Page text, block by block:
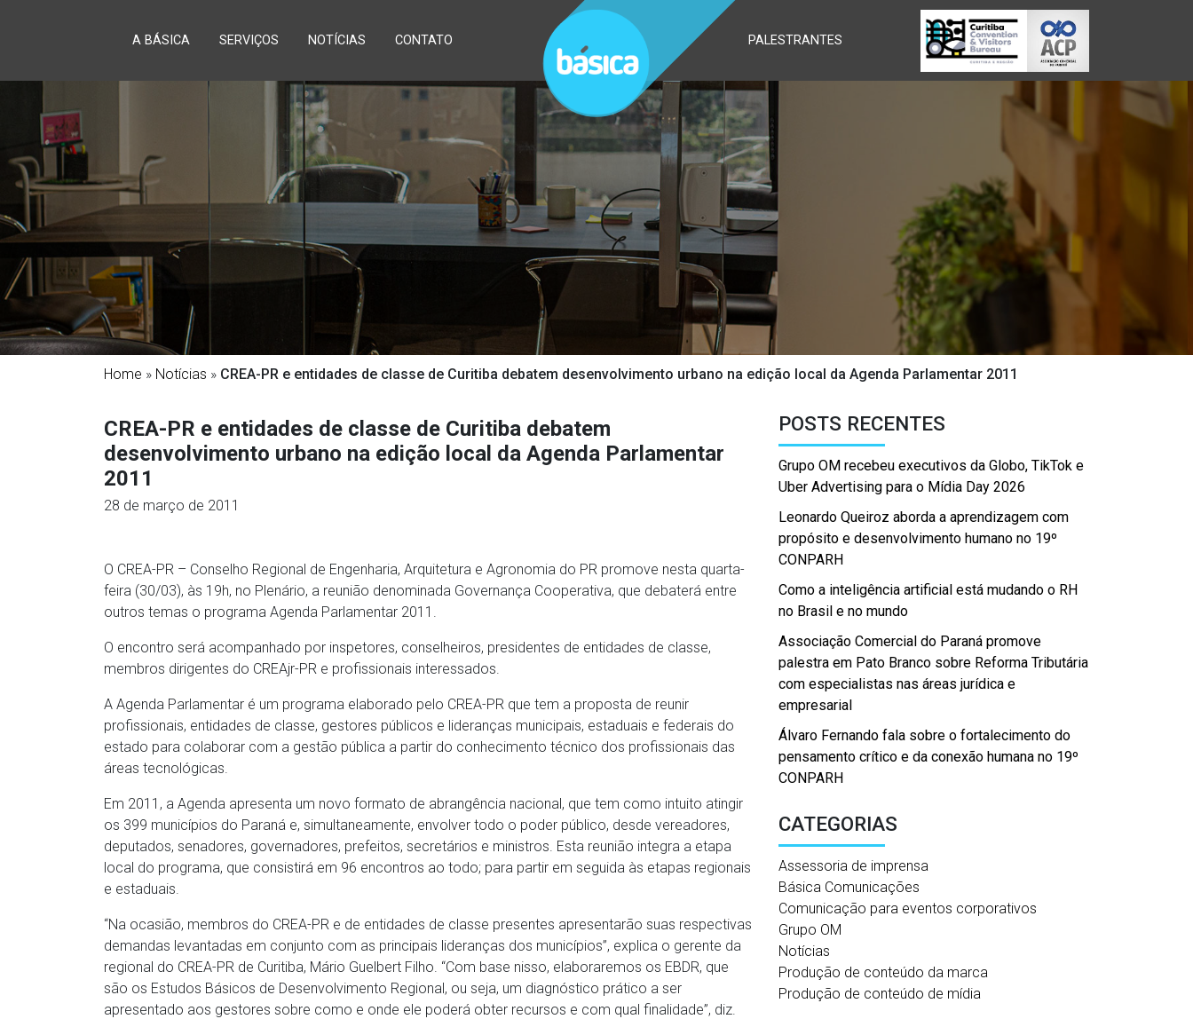
A BÁSICA SERVIÇOS NOTÍCIAS CONTATO PALESTRANTES
Home » Notícias » CREA-PR e entidades de classe de Curitiba debatem desenvolvimento urbano na edição local da Agenda Parlamentar 2011
CREA-PR e entidades de classe de Curitiba debatem
desenvolvimento urbano na edição local da Agenda Parlamentar
2011
28 de março de 2011
O CREA-PR – Conselho Regional de Engenharia, Arquitetura e Agronomia do PR promove nesta quarta-
feira (30/03), às 19h, no Plenário, a reunião denominada Governança Cooperativa, que debaterá entre
outros temas o programa Agenda Parlamentar 2011.
O encontro será acompanhado por inspetores, conselheiros, presidentes de entidades de classe,
membros dirigentes do CREAjr-PR e profissionais interessados.
A Agenda Parlamentar é um programa elaborado pelo CREA-PR que tem a proposta de reunir
profissionais, entidades de classe, gestores públicos e lideranças municipais, estaduais e federais do
estado para colaborar com a gestão pública a partir do conhecimento técnico dos profissionais das
áreas tecnológicas.
Em 2011, a Agenda apresenta um novo formato de abrangência nacional, que tem como intuito atingir
os 399 municípios do Paraná e, simultaneamente, envolver todo o poder público, desde vereadores,
deputados, senadores, governadores, prefeitos, secretários e ministros. Esta reunião integra a etapa
local do programa, que consistirá em 96 encontros ao todo; para partir em seguida às etapas regionais
e estaduais.
“Na ocasião, membros do CREA-PR e de entidades de classe presentes apresentarão suas respectivas
demandas levantadas em conjunto com as principais lideranças dos municípios”, explica o gerente da
regional do CREA-PR de Curitiba, Mário Guelbert Filho. “Com base nisso, elaboraremos os EBDR, que
são os Estudos Básicos de Desenvolvimento Regional, ou seja, um diagnóstico prático a ser
apresentado aos gestores sobre como e onde ele poderá obter recursos e com qual finalidade”, diz.
POSTS RECENTES
Grupo OM recebeu executivos da Globo, TikTok e
Uber Advertising para o Mídia Day 2026
Leonardo Queiroz aborda a aprendizagem com
propósito e desenvolvimento humano no 19º
CONPARH
Como a inteligência artificial está mudando o RH
no Brasil e no mundo
Associação Comercial do Paraná promove
palestra em Pato Branco sobre Reforma Tributária
com especialistas nas áreas jurídica e
empresarial
Álvaro Fernando fala sobre o fortalecimento do
pensamento crítico e da conexão humana no 19º
CONPARH
CATEGORIAS
Assessoria de imprensa
Básica Comunicações
Comunicação para eventos corporativos
Grupo OM
Notícias
Produção de conteúdo da marca
Produção de conteúdo de mídia